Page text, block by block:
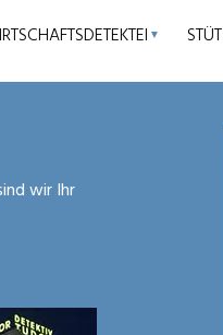
▼
wir Ihr